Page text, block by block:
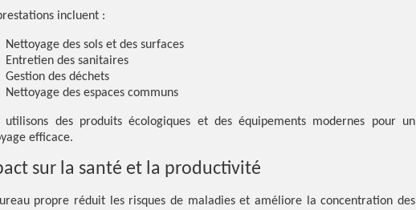
incluent :
Nettoyage des sols et des surfaces
Entretien des sanitaires
Gestion des déchets
Nettoyage des espaces communs
utilisons des produits écologiques et des équipements modernes pour un
efficace.
sur la santé et la productivité
propre réduit les risques de maladies et améliore la concentration des